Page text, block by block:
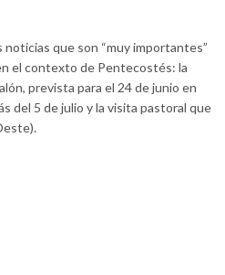
que son “muy importantes”
el contexto de Pentecostés: la
prevista para el 24 de junio en
del 5 de julio y la visita pastoral que